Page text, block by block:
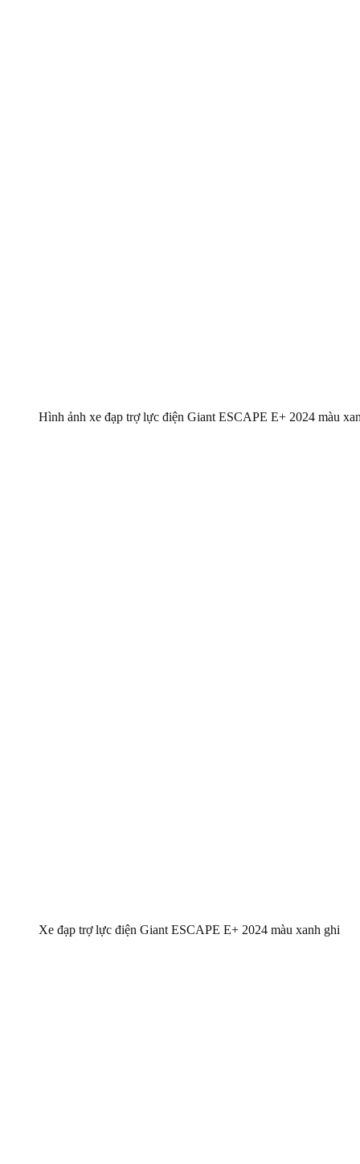
Hình ảnh xe đạp trợ lực điện Giant ESCAPE E+ 2024 màu
Xe đạp trợ lực điện Giant ESCAPE E+ 2024 màu xanh ghi